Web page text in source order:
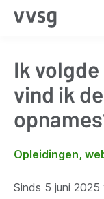
Overslaan
inhoud
gaan
Ik
vind ik
Opleidingen,
Sinds 5 juni 2025